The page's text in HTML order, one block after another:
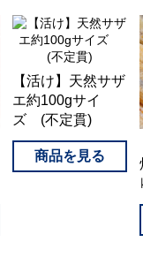
【活け】天然サザ
エ約100gサイ
ズ (不定貫)